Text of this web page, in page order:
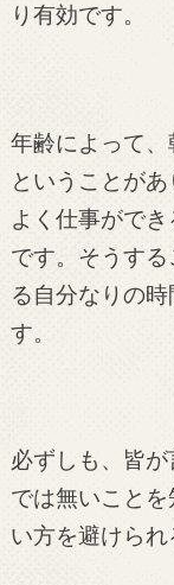
り有効です。
年齢によって
ということが
よく仕事がで
です。そうす
る自分なりの
す。
必ずしも、皆
では無いこと
い方を避けられ